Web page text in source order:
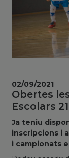
Obertes
Escolars
Ja teniu
inscripcions i
i campionats
02/09/2021